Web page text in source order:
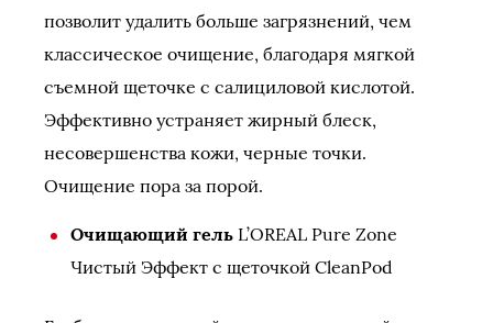
позволит удалить больше загрязнений, чем
классическое очищение, благодаря мягкой
съемной щеточке с салициловой кислотой.
Эффективно устраняет жирный блеск,
несовершенства кожи, черные точки.
Очищение пора за порой.
Очищающий гель L’OREAL Pure Zone
Чистый Эффект с щеточкой CleanPod